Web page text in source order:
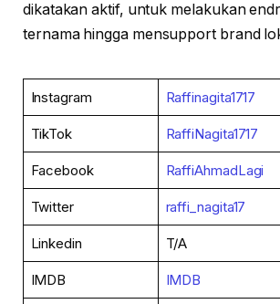
dikatakan aktif, untuk melakukan
ternama hingga mensupport brand
Instagram Raffinagita1717
TikTok RaffiNagita1717
Facebook RaffiAhmadLagi
Twitter raffi_nagita17
Linkedin T/A
IMDB IMDB